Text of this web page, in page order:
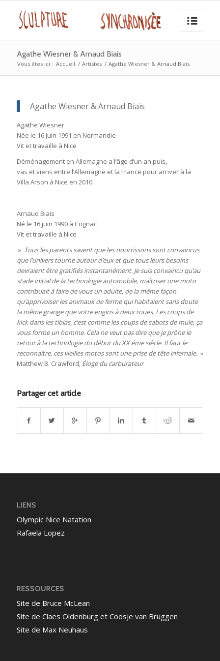
Agathe Wiesner & Arnaud Biais
Vous êtes ici : Accueil / Artistes / Agathe Wiesner & Arnaud Biais
Agathe Wiesner & Arnaud Biais
Agathe Wiesner
Née le 16 juin 1991 en Normandie
Vit et travaille à Nice
Déménagement en Allemagne a l’âge d’un an puis,
vas et viens entre l’Allemagne et la France pour arriver à la
Villa Arson à Nice en 2010.
Arnaud Biais
Né le 16 juin 1990 à Cognac
Vit et travaille à Nice
» Tous les parents savent que les nourrissons sont convaincus
que l’univers tourne autour d’eux et que tous leurs besoins
devraient être gratifiés instantanément. Je suis convaincu qu’au
stade initial de la technologie automobile, maîtriser une moto
contribuait à faire de vous un adulte, de la même façon
qu’apprivoiser les animaux de ferme qui habitaient sans doute
la même grange que votre engins à deux roues. Les coups de
kick dans les tibias, c’est comme les coups de sabots de mule, ça
vous forme un homme. Cela ne veut pas dire que je prône le
retour à la technologie du début du XX éme siècle. Il faut le
reconnaître, ces vieilles motos sont une prise de tête infernale.»
Matthew B. Crawford, Éloge du carburateur
Partager cet article
LIENS
Olympic Nice Natation
Rafaela Lopez
RESSOURCES
Site de Bruce McLean
Site de Claes Oldenburg et Coosje van Bruggen
Site de Max Neuhaus